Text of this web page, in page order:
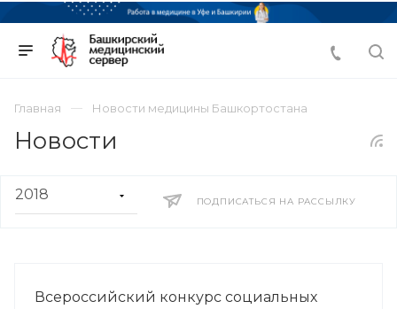
Главная Новости медицины Башкортостана
Новости
ПОДПИСАТЬСЯ НА РАССЫЛКУ
Всероссийский конкурс социальных